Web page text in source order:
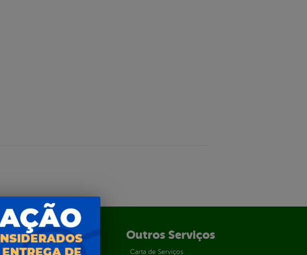
solicitar
Outros Serviços
Carta de Serviços